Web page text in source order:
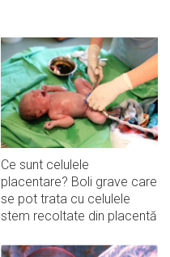
Ce sunt celulele
placentare? Boli grave care
se pot trata cu celulele
stem recoltate din placentă